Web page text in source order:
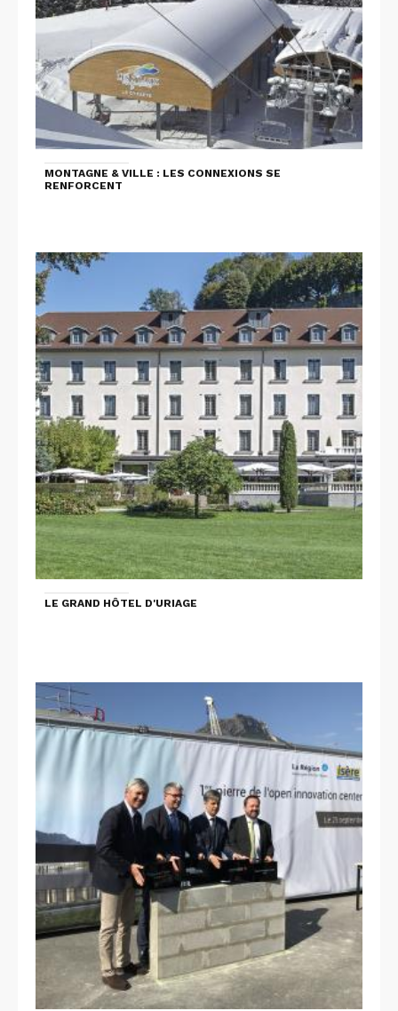
MONTAGNE & VILLE : LES CONNEXIONS SE
RENFORCENT
LE GRAND HÔTEL D'URIAGE